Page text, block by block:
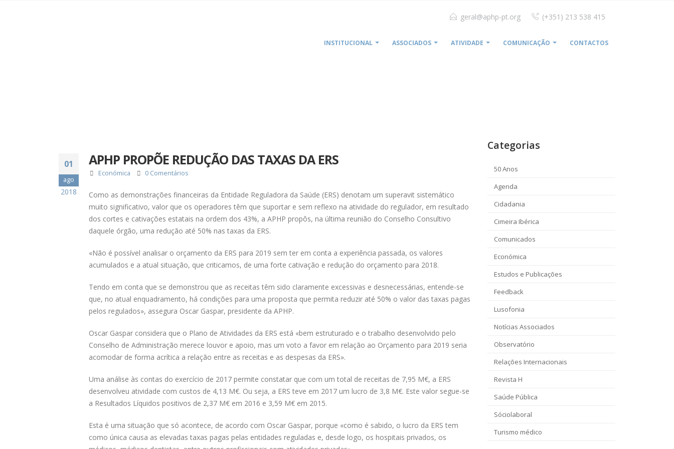
geral@aphp-pt.org (+351) 213 538 415
INSTITUCIONAL ASSOCIADOS ATIVIDADE COMUNICAÇÃO CONTACTOS
01
ago
2018
APHP PROPÕE REDUÇÃO DAS TAXAS DA ERS
Económica 0 Comentários
Como as demonstrações financeiras da Entidade Reguladora da Saúde (ERS) denotam um superavit sistemático
muito significativo, valor que os operadores têm que suportar e sem reflexo na atividade do regulador, em resultado
dos cortes e cativações estatais na ordem dos 43%, a APHP propôs, na última reunião do Conselho Consultivo
daquele órgão, uma redução até 50% nas taxas da ERS.
«Não é possível analisar o orçamento da ERS para 2019 sem ter em conta a experiência passada, os valores
acumulados e a atual situação, que criticamos, de uma forte cativação e redução do orçamento para 2018.
Tendo em conta que se demonstrou que as receitas têm sido claramente excessivas e desnecessárias, entende-se
que, no atual enquadramento, há condições para uma proposta que permita reduzir até 50% o valor das taxas pagas
pelos regulados», assegura Oscar Gaspar, presidente da APHP.
Oscar Gaspar considera que o Plano de Atividades da ERS está «bem estruturado e o trabalho desenvolvido pelo
Conselho de Administração merece louvor e apoio, mas um voto a favor em relação ao Orçamento para 2019 seria
acomodar de forma acrítica a relação entre as receitas e as despesas da ERS».
Uma análise às contas do exercício de 2017 permite constatar que com um total de receitas de 7,95 M€, a ERS
desenvolveu atividade com custos de 4,13 M€. Ou seja, a ERS teve em 2017 um lucro de 3,8 M€. Este valor segue-se
a Resultados Líquidos positivos de 2,37 M€ em 2016 e 3,59 M€ em 2015.
Esta é uma situação que só acontece, de acordo com Oscar Gaspar, porque «como é sabido, o lucro da ERS tem
como única causa as elevadas taxas pagas pelas entidades reguladas e, desde logo, os hospitais privados, os
Categorias
50 Anos
Agenda
Cidadania
Cimeira Ibérica
Comunicados
Económica
Estudos e Publicações
Feedback
Lusofonia
Notícias Associados
Observatório
Relações Internacionais
Revista H
Saúde Pública
Sóciolaboral
Turismo médico